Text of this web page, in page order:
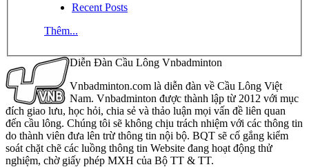
Recent Posts
Thêm...
Diễn Đàn Cầu Lông Vnbadminton
Vnbadminton.com là diễn đàn về Cầu Lông Việt
Nam. Vnbadminton được thành lập từ 2012 với mục
đích giao lưu, học hỏi, chia sẻ và thảo luận mọi vấn đề liên quan
đến cầu lông. Chúng tôi sẽ không chịu trách nhiệm với các thông tin
do thành viên đưa lên trừ thông tin nội bộ. BQT sẽ cố gắng kiểm
soát chặt chẽ các luồng thông tin Website đang hoạt động thử
nghiệm, chờ giấy phép MXH của Bộ TT & TT.